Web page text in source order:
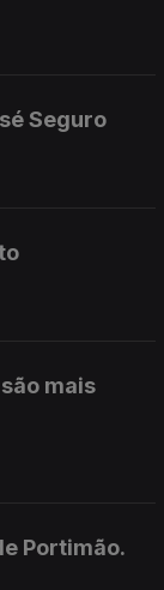
Seguro
mais
Portimão.